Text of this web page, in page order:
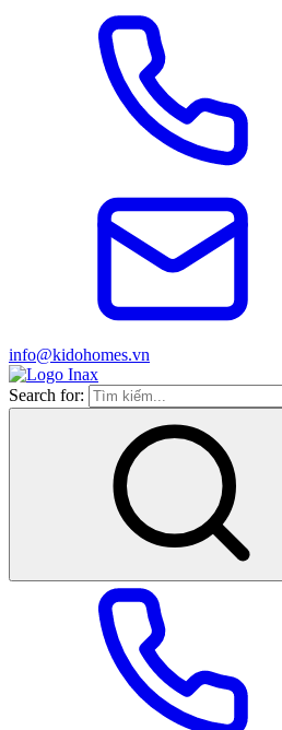
info@kidohomes.vn
Search for: